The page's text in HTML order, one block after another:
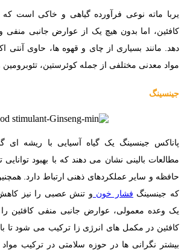
یربا ماته نوعی فرآورده گیاهی و خاکی است که
کافئین، اما بدون هیچ یک از عوارض جانبی منفی
دهد. مانند بسیاری از چای و قهوه ها، حاوی آنتی
مواد معدنی مختلفی از جمله کوئرستین،
جینسینگ
پاناکس جینسینگ یک گیاه آسیایی با ریشه
مطالعات بالینی نشان می دهند که با بهبود توانایی
حافظه و سایر عملکردهای ذهنی ارتباط دارد.
که جینسینگ فشار خون و تنش عصبی را نیز
یک وعده معمولی، عوارض جانبی منفی کافئین را
کافئین در مکمل های انرژی زا ترکیب می شود تا
بیشتر نگرانی ها در حوزه سلامتی در ترکیب